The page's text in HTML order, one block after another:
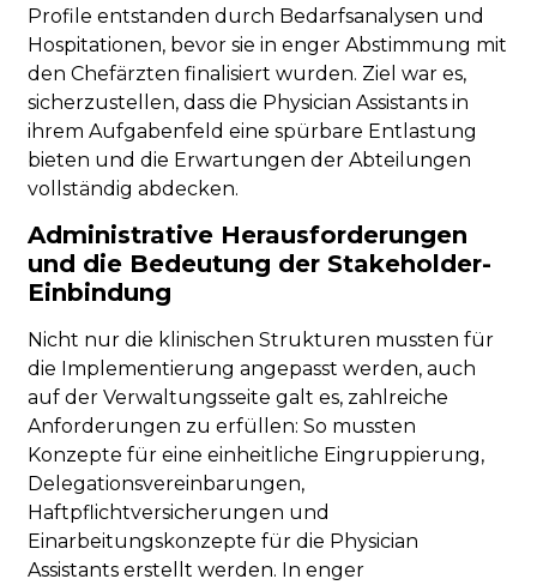
Profile entstanden durch Bedarfsanalysen und
Hospitationen, bevor sie in enger Abstimmung mit
den Chefärzten finalisiert wurden. Ziel war es,
sicherzustellen, dass die Physician Assistants in
ihrem Aufgabenfeld eine spürbare Entlastung
bieten und die Erwartungen der Abteilungen
vollständig abdecken.
Administrative Herausforderungen
und die Bedeutung der Stakeholder-
Einbindung
Nicht nur die klinischen Strukturen mussten für
die Implementierung angepasst werden, auch
auf der Verwaltungsseite galt es, zahlreiche
Anforderungen zu erfüllen: So mussten
Konzepte für eine einheitliche Eingruppierung,
Delegationsvereinbarungen,
Haftpflichtversicherungen und
Einarbeitungskonzepte für die Physician
Assistants erstellt werden. In enger